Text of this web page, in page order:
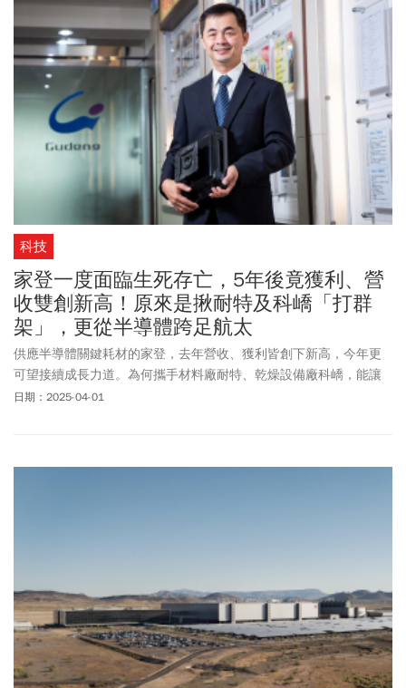
科技
家登一度面臨生死存亡，5年後竟獲利、營
收雙創新高！原來是揪耐特及科嶠「打群
架」，更從半導體跨足航太
供應半導體關鍵耗材的家登，去年營收、獲利皆創下新高，今年更
可望接續成長力道。為何攜手材料廠耐特、乾燥設備廠科嶠，能讓
家登繼續擴大與對手的差距？
日期：2025-04-01